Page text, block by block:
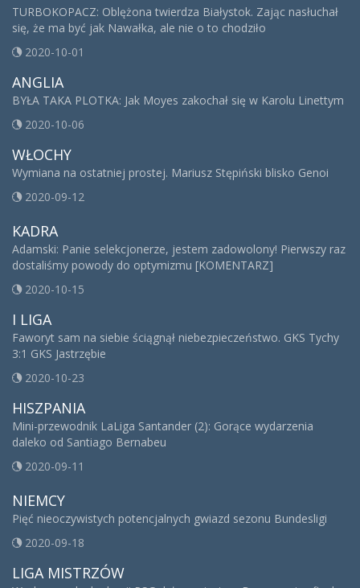
TURBOKOPACZ: Oblężona twierdza Białystok. Zając nasłuchał
się, że ma być jak Nawałka, ale nie o to chodziło
2020-10-01
ANGLIA
BYŁA TAKA PLOTKA: Jak Moyes zakochał się w Karolu Linettym
2020-10-06
WŁOCHY
Wymiana na ostatniej prostej. Mariusz Stępiński blisko Genoi
2020-09-12
KADRA
Adamski: Panie selekcjonerze, jestem zadowolony! Pierwszy raz
dostaliśmy powody do optymizmu [KOMENTARZ]
2020-10-15
I LIGA
Faworyt sam na siebie ściągnął niebezpieczeństwo. GKS Tychy
3:1 GKS Jastrzębie
2020-10-23
HISZPANIA
Mini-przewodnik LaLiga Santander (2): Gorące wydarzenia
daleko od Santiago Bernabeu
2020-09-11
NIEMCY
Pięć nieoczywistych potencjalnych gwiazd sezonu Bundesligi
2020-09-18
LIGA MISTRZÓW